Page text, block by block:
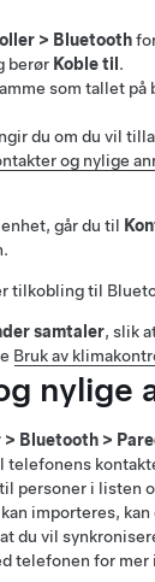
> Bluetooth
berør Koble til .
som tallet
du om du vil
og nylige
går du til
tilkobling til
samtaler, slik
Bruk av
nylige
> Bluetooth >
personer i listen
importeres,
du vil
telefonen for mer